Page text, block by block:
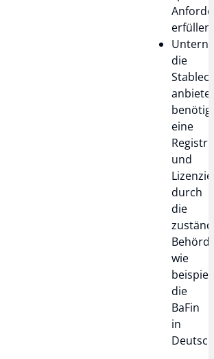
erfüllen.
die
eine
und
durch
die
wie
die
BaFin
in